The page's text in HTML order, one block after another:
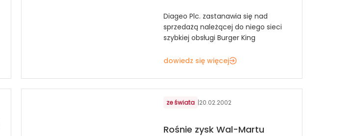
Diageo Plc. zastanawia się nad
sprzedażą należącej do niego sieci
szybkiej obsługi Burger King
dowiedz się więcej
ze świata |20.02.2002
Rośnie zysk Wal-Martu